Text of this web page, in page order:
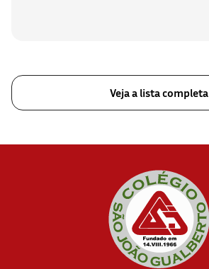
Veja a lista completa